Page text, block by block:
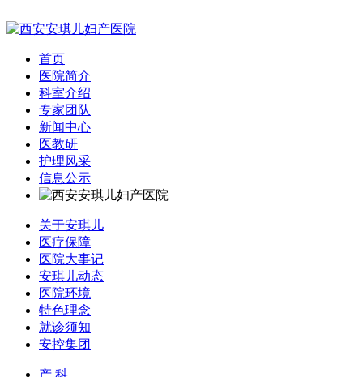
首页
医院简介
科室介绍
专家团队
新闻中心
医教研
护理风采
信息公示
关于安琪儿
医疗保障
医院大事记
安琪儿动态
医院环境
特色理念
就诊须知
安控集团
产 科